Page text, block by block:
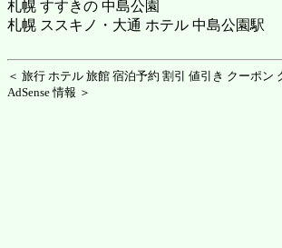
札幌 すすきの 中島公園
札幌 ススキノ・大通 ホテル 中島公園駅
＜ 旅行 ホテル 旅館 宿泊予約 割引 値引き クーポン
AdSense 情報 ＞